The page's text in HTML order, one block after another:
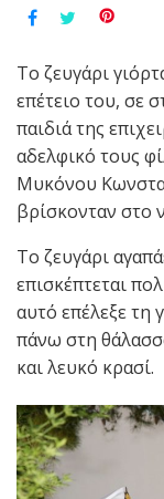
Το ζευγάρι
επέτειο του, σε
παιδιά της
αδελφικό τους
Μυκόνου
βρίσκονταν στο
Το ζευγάρι
επισκέπτεται
αυτό επέλεξε τη
πάνω στη
και λευκό κρασί.